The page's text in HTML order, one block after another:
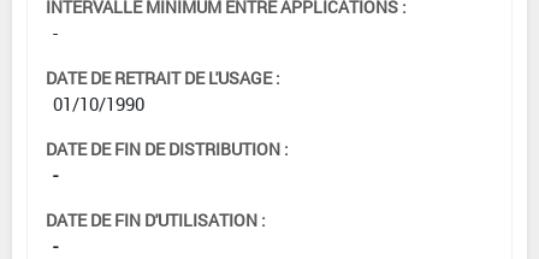
INTERVALLE MINIMUM ENTRE APPLICATIONS :
-
DATE DE RETRAIT DE L'USAGE :
01/10/1990
DATE DE FIN DE DISTRIBUTION :
-
DATE DE FIN D'UTILISATION :
-